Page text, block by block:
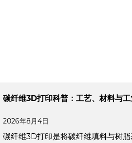
碳纤维3D打印科普：工艺、材料与
2026年8月4日
碳纤维3D打印是将碳纤维填料与树